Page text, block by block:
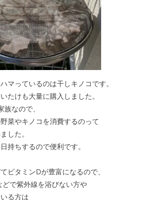
マっているのは干しキノコです。
たけも大量に購入しました。
なので、
菜やキノコを消費するのって
した。
持ちするので便利です。
ビタミンDが豊富になるので、
どで紫外線を浴びない方や
る方は